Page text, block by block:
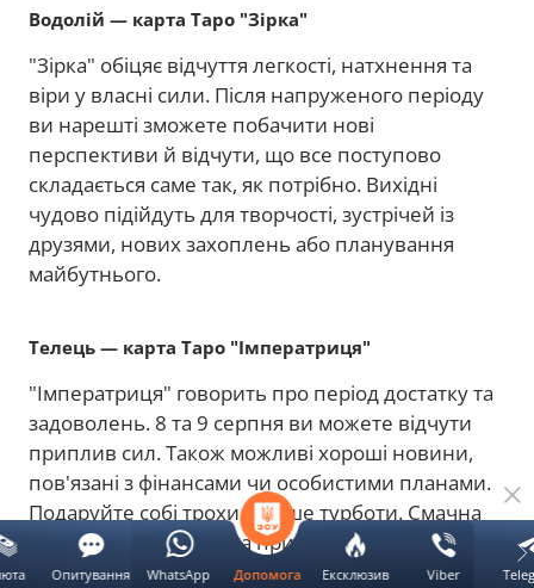
Водолій — карта Таро "Зірка"
"Зірка" обіцяє відчуття легкості, натхнення та
віри у власні сили. Після напруженого періоду
ви нарешті зможете побачити нові
перспективи й відчути, що все поступово
складається саме так, як потрібно. Вихідні
чудово підійдуть для творчості, зустрічей із
друзями, нових захоплень або планування
майбутнього.
Телець — карта Таро "Імператриця"
"Імператриця" говорить про період достатку та
задоволень. 8 та 9 серпня ви можете відчути
приплив сил. Також можливі хороші новини,
пов'язані з фінансами чи особистими планами.
Подаруйте собі трохи більше турботи. Смачна
вечеря, відпочинок на природі, час із
близькими чи невелика покупка для душі
Допомога Ексклюзив Viber
Опитування WhatsApp